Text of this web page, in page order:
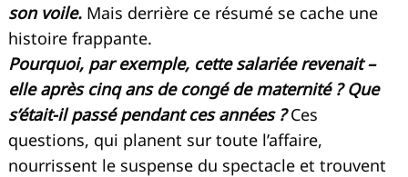
son voile. Mais derrière ce résumé se cache une
histoire frappante.
Pourquoi, par exemple, cette salariée revenait –
elle après cinq ans de congé de maternité ? Que
s’était-il passé pendant ces années ?Ces
questions, qui planent sur toute l’affaire,
nourrissent le suspense du spectacle et trouvent